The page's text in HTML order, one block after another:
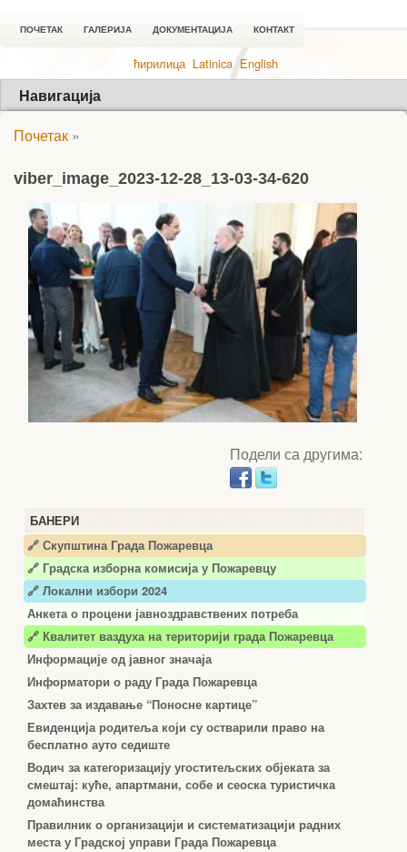
ПОЧЕТАК ГАЛЕРИЈА ДОКУМЕНТАЦИЈА КОНТАКТ
ћирилица Latinica English
Навигација
БАНЕРИ
🔗 Скупштина Града Пожаревца
🔗 Градска изборна комисија у Пожаревцу
🔗 Локални избори 2024
Анкета о процени јавноздравствених потреба
🔗 Квалитет ваздуха на територији града Пожаревца
Информације од јавног значаја
Информатори о раду Града Пожаревца
Захтев за издавање “Поносне картице”
Евиденција родитеља који су остварили право на
бесплатно ауто седиште
Водич за категоризацију угоститељских објеката за
смештај: куће, апартмани, собе и сеоска туристичка
домаћинства
Правилник о организацији и систематизацији радних
места у Градској управи Града Пожаревца
Почетак »
viber_image_2023-12-28_13-03-34-620
Подели са другима: